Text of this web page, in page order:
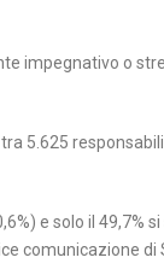
impegnativo o
5.625
e solo il 49,7%
comunicazione di